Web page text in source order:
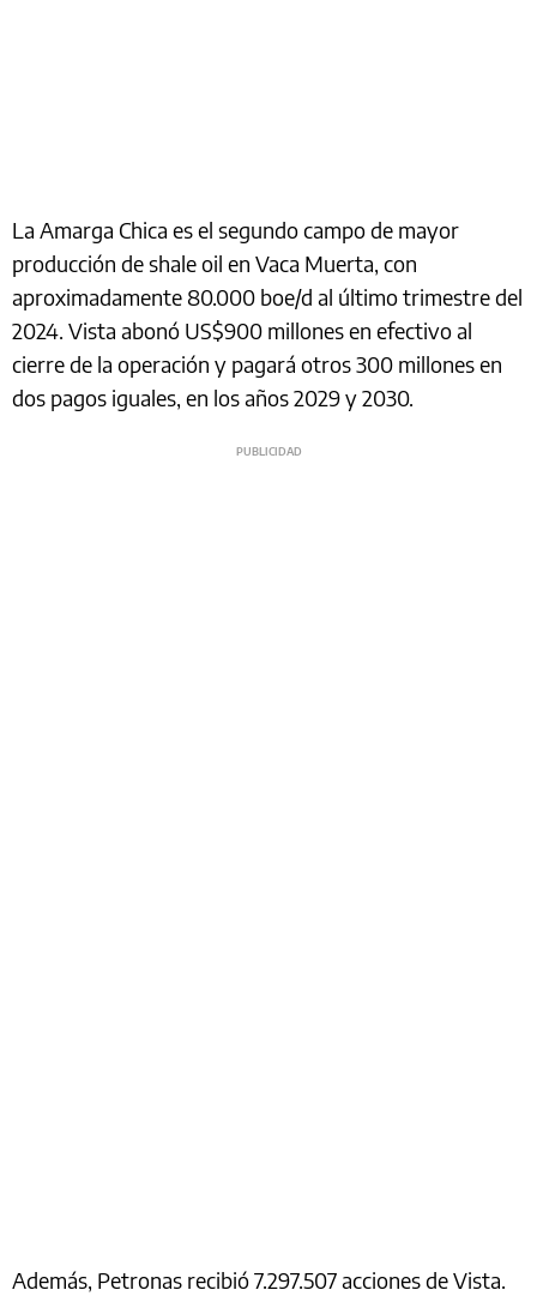
La Amarga Chica es el segundo campo de mayor
producción de shale oil en Vaca Muerta, con
aproximadamente 80.000 boe/d al último trimestre del
2024. Vista abonó US$900 millones en efectivo al
cierre de la operación y pagará otros 300 millones en
dos pagos iguales, en los años 2029 y 2030.
Además, Petronas recibió 7.297.507 acciones de Vista.